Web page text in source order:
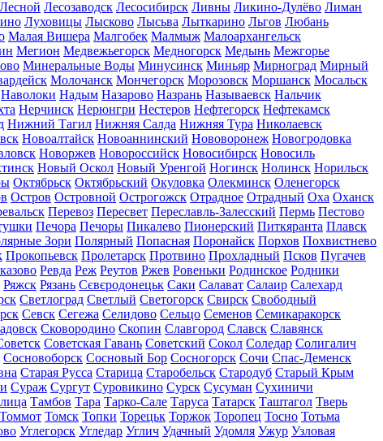
Лесной Лесозаводск Лесосибирск Ливны Ликино-Дулёво Лиман
Луховицы Лысково Лысьва Лыткарино Льгов Любань
Малая Вишера Малгобек Малмыж Малоархангельск
Мегион Медвежьегорск Медногорск Медынь Межгорье
Минеральные Воды Минусинск Миньяр Мирноград Мирный
Молочанск Мончегорск Морозовск Моршанск Мосальск
Наволоки Надым Назарово Назрань Называевск Нальчик
Нерчинск Нерюнгри Нестеров Нефтегорск Нефтекамск
Нижний Тагил Нижняя Салда Нижняя Тура Николаевск
Новоалтайск Новоаннинский Нововоронеж Новогродовка
Новоржев Новороссийск Новосибирск Новосиль
Новый Оскол Новый Уренгой Ногинск Нолинск Норильск
Октябрьск Октябрьский Окуловка Олекминск Оленегорск
Остров Островной Острогожск Отрадное Отрадный Оха Оханск
Перевоз Пересвет Переславль-Залесский Пермь Пестово
Печора Печоры Пикалево Пионерский Питкяранта Плавск
Зори Полярный Попасная Поронайск Порхов Похвистнево
Прокопьевск Пролетарск Протвино Прохладный Псков Пугачев
Ревда Реж Реутов Ржев Ровеньки Родинское Родники
Ряжск Рязань Сєвєродонецьк Саки Салават Салаир Салехард
Светлоград Светлый Светогорск Свирск Свободный
Севск Сегежа Селидово Сельцо Семенов Семикаракорск
Сковородино Скопин Славгород Славск Славянск
Советская Гавань Советский Сокол Соледар Солигалич
Сосновоборск Сосновый Бор Сосногорск Сочи Спас-Деменск
Старая Русса Старица Старобельск Стародуб Старый Крым
Сураж Сургут Суровикино Сурск Сусуман Сухиничи
Тамбов Тара Тарко-Сале Таруса Татарск Таштагол Тверь
Томмот Томск Топки Торецьк Торжок Торопец Тосно Тотьма
Углегорск Угледар Углич Удачный Удомля Ужур Узловая